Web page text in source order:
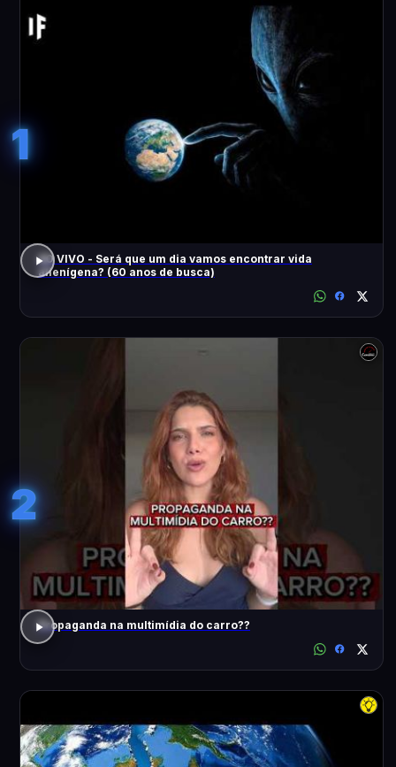
1
AO VIVO - Será que um dia vamos encontrar vida
alienígena? (60 anos de busca)
2
Propaganda na multimídia do carro??